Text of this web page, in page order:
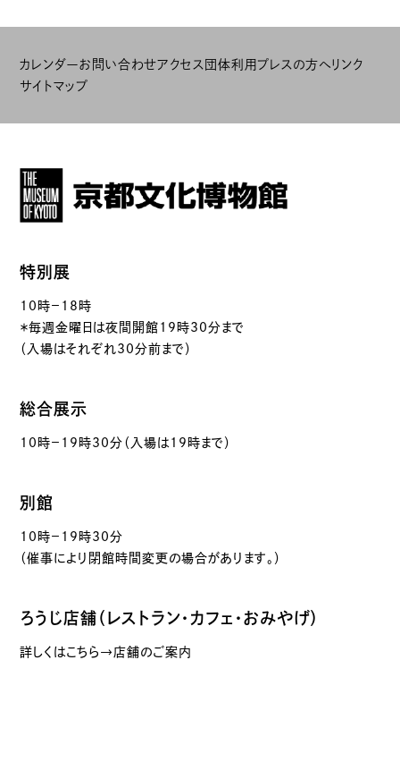
カレンダーお問い合わせアクセス 団体利用 プレスの方へリンク
サイトマップ
特別展
10時－18時
＊毎週金曜日は夜間開館19時30分まで
（入場はそれぞれ30分前まで）
総合展示
10時－19時30分（入場は19時まで）
別館
10時－19時30分
（催事により閉館時間変更の場合があります。）
ろうじ店舗（レストラン・カフェ・おみやげ）
詳しくはこちら→店舗のご案内